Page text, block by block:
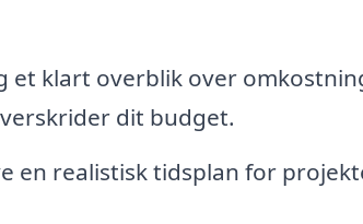
et klart overblik over
dit budget.
en realistisk tidsplan for